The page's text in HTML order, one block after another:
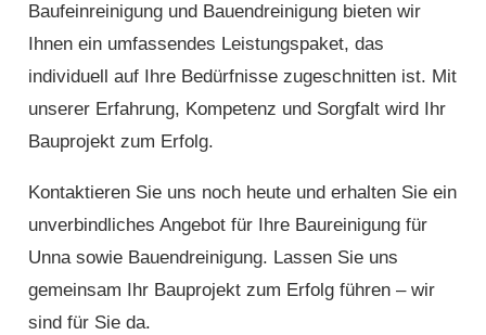
Baufeinreinigung und Bauendreinigung bieten wir
Ihnen ein umfassendes Leistungspaket, das
individuell auf Ihre Bedürfnisse zugeschnitten ist. Mit
unserer Erfahrung, Kompetenz und Sorgfalt wird Ihr
Bauprojekt zum Erfolg.
Kontaktieren Sie uns noch heute und erhalten Sie ein
unverbindliches Angebot für Ihre Baureinigung für
Unna sowie Bauendreinigung. Lassen Sie uns
gemeinsam Ihr Bauprojekt zum Erfolg führen – wir
sind für Sie da.